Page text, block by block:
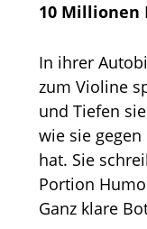
10 Millionen
In ihrer
zum Violine
und Tiefen
wie sie
hat. Sie
Portion
Ganz klare